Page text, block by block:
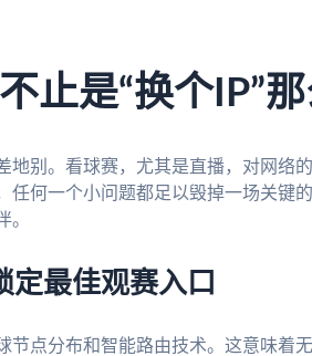
止是“换个IP”
别。看球赛，尤其是直播，对网络
任何一个小问题都足以毁掉一场关键
。
定最佳观赛入口
节点分布和智能路由技术。这意味着